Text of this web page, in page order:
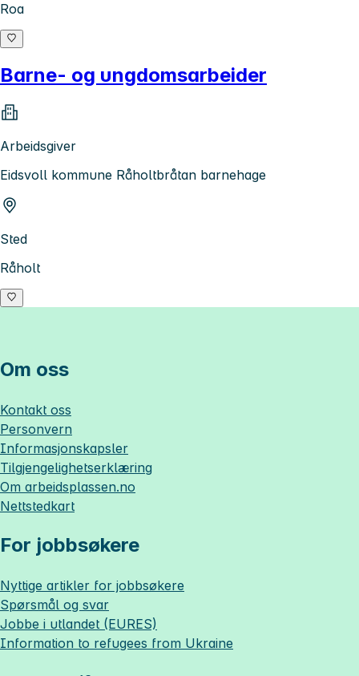
Roa
Barne- og ungdomsarbeider
Arbeidsgiver
Eidsvoll kommune Råholtbråtan barnehage
Sted
Råholt
Om oss
Kontakt oss
Personvern
Informasjonskapsler
Tilgjengelighetserklæring
Om arbeidsplassen.no
Nettstedkart
For jobbsøkere
Nyttige artikler for jobbsøkere
Spørsmål og svar
Jobbe i utlandet (EURES)
Information to refugees from Ukraine